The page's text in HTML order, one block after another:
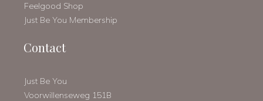
Feelgood Shop
Just Be You Membership
Contact
Just Be You
Voorwillenseweg 151B